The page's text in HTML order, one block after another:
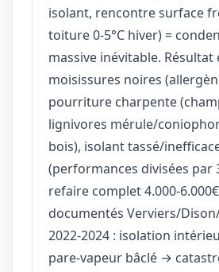
isolant, rencontre surface
toiture 0-5°C hiver) =
massive inévitable. Résultat
moisissures noires
pourriture charpente
lignivores mérule/
bois), isolant tassé/
(performances divisées par
refaire complet 4.000-
documentés Verviers/
2022-2024 : isolation
pare-vapeur bâclé →